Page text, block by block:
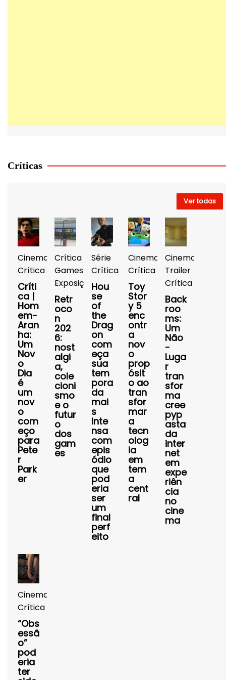
Críticas
Ver todas
Cinema
Crítica
Críti
ca |
Hom
em-
Aran
ha:
Um
Nov
o
Dia
é
um
nov
o
com
eço
para
Pete
r
Park
er
Crítica
Games
Exposições
Retr
oco
n
202
6:
nost
algi
a,
cole
cioni
smo
e o
futur
o
dos
gam
es
Série
Crítica
Hou
se
of
the
Drag
on
com
eça
sua
tem
pora
da
mai
s
inte
nsa
com
epis
ódio
que
pod
eria
ser
um
final
perf
eito
Cinema
Crítica
Toy
Stor
y 5
enc
ontr
a
nov
o
prop
ósit
o ao
tran
sfor
mar
a
tecn
olog
ia
em
tem
a
cent
ral
Cinema
Trailer
Crítica
Back
roo
ms:
Um
Não
-
Luga
r
tran
sfor
ma
cree
pyp
asta
da
inter
net
em
expe
riên
cia
no
cine
ma
Cinema
Crítica
“Obs
essã
o”
pod
eria
ter